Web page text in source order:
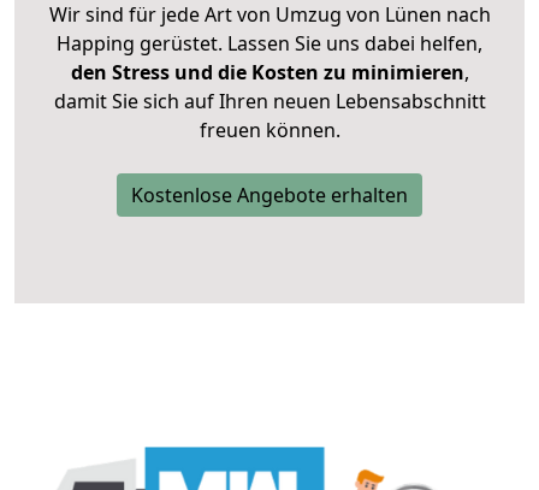
Wir sind für jede Art von Umzug von Lünen nach
Happing gerüstet. Lassen Sie uns dabei helfen,
den Stress und die Kosten zu minimieren,
damit Sie sich auf Ihren neuen Lebensabschnitt
freuen können.
Kostenlose Angebote erhalten